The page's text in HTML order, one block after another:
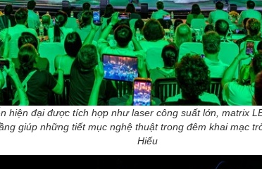
hiện đại được tích hợp như laser công suất lớn, matrix
giúp những tiết mục nghệ thuật trong đêm khai mạc
Hiếu